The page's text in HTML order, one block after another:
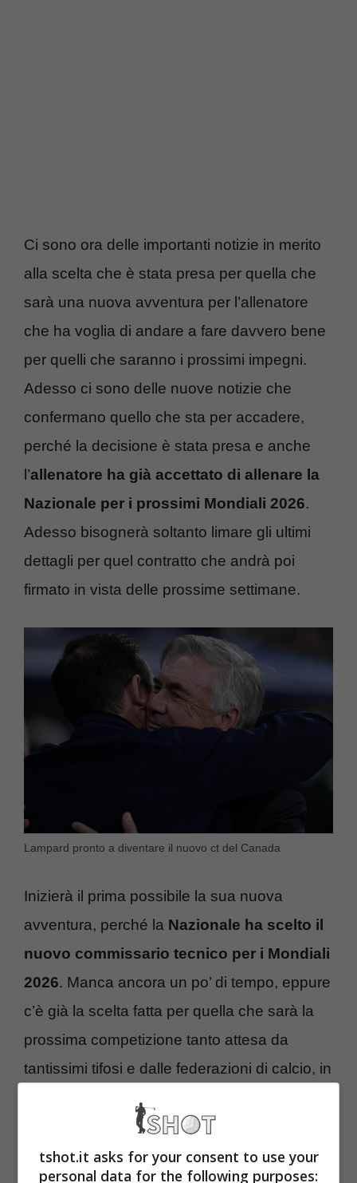
Ci sono ora delle importanti notizie in merito
alla scelta che è stata presa per quella che
sarà una nuova avventura per l’allenatore
che ha voglia di andare a fare davvero bene
per quelli che saranno i prossimi impegni.
Adesso ci sono delle nuove notizie che
confermano quello che sta per accadere,
perché la decisione è stata presa e anche
l’allenatore ha già accettato di allenare la
Nazionale per i prossimi Mondiali 2026.
Adesso bisognerà soltanto limare gli ultimi
dettagli per quel contratto che andrà poi
firmato in vista delle prossime settimane.
Lampard pronto a diventare il nuovo ct del Canada
Inizierà il prima possibile la sua nuova
avventura, perché la Nazionale ha scelto il
nuovo commissario tecnico per i Mondiali
2026. Manca ancora un po’ di tempo, eppure
c’è già la scelta fatta per quella che sarà la
prossima competizione tanto attesa da
tantissimi tifosi e dalle federazioni di calcio, in
competizione. Adesso ci sono delle nuove
notizie in merito a quello che può accadere
tshot.it asks for your consent to use your
personal data for the following purposes: